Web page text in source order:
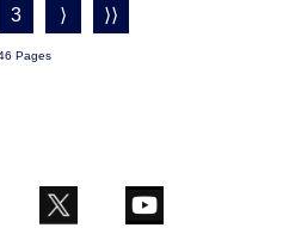
3 ⟩ ⟩⟩
Pages